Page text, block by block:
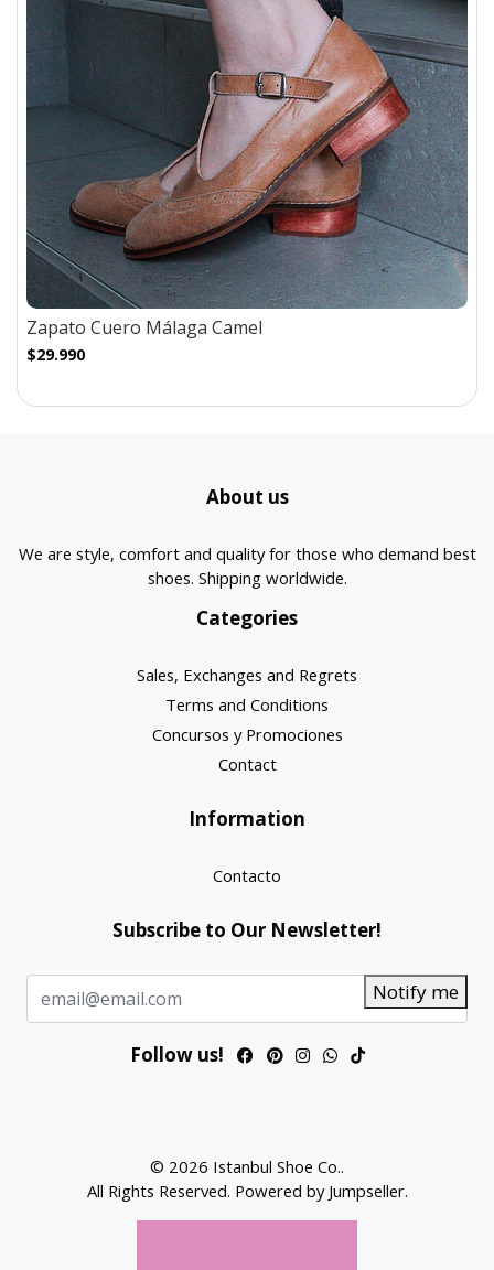
Zapato Cuero Málaga Camel
$29.990
About us
We are style, comfort and quality for those who demand best
shoes. Shipping worldwide.
Categories
Sales, Exchanges and Regrets
Terms and Conditions
Concursos y Promociones
Contact
Information
Contacto
Subscribe to Our Newsletter!
Notify me
Follow us!
© 2026 Istanbul Shoe Co..
All Rights Reserved. Powered by Jumpseller.